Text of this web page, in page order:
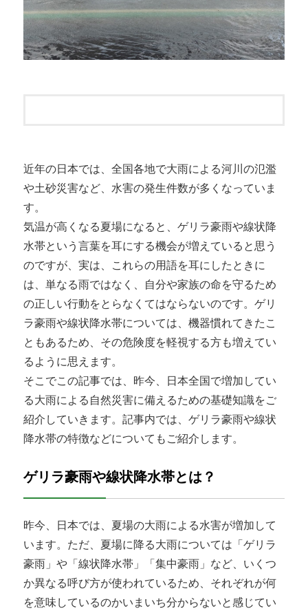
近年の日本では、全国各地で大雨による河川の氾濫
や土砂災害など、水害の発生件数が多くなっていま
す。
気温が高くなる夏場になると、ゲリラ豪雨や線状降
水帯という言葉を耳にする機会が増えていると思う
のですが、実は、これらの用語を耳にしたときに
は、単なる雨ではなく、自分や家族の命を守るため
の正しい行動をとらなくてはならないのです。ゲリ
ラ豪雨や線状降水帯については、機器慣れてきたこ
ともあるため、その危険度を軽視する方も増えてい
るように思えます。
そこでこの記事では、昨今、日本全国で増加してい
る大雨による自然災害に備えるための基礎知識をご
紹介していきます。記事内では、ゲリラ豪雨や線状
降水帯の特徴などについてもご紹介します。
ゲリラ豪雨や線状降水帯とは？
昨今、日本では、夏場の大雨による水害が増加して
います。ただ、夏場に降る大雨については「ゲリラ
豪雨」や「線状降水帯」「集中豪雨」など、いくつ
か異なる呼び方が使われているため、それぞれが何
を意味しているのかいまいち分からないと感じてい